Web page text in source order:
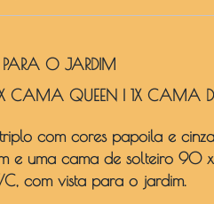
O JARDIM
CAMA QUEEN 1X CAMA
com cores papoila e
uma cama de solteiro 90
com vista para o jardim.